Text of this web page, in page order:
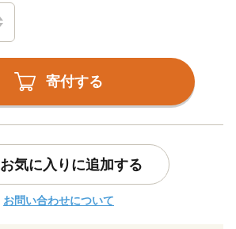
寄付する
お気に入りに追加する
お問い合わせについて